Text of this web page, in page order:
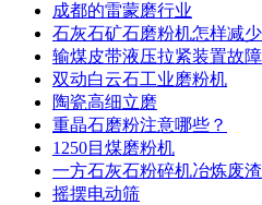
成都的雷蒙磨行业
石灰石矿石磨粉机怎样减
输煤皮带液压拉紧装置故障
双动白云石工业磨粉机
陶瓷高细立磨
重晶石磨粉注意哪些？
1250目煤磨粉机
一方石灰石粉碎机冶炼废
摇摆电动筛